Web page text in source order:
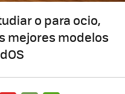
o para ocio,
mejores modelos